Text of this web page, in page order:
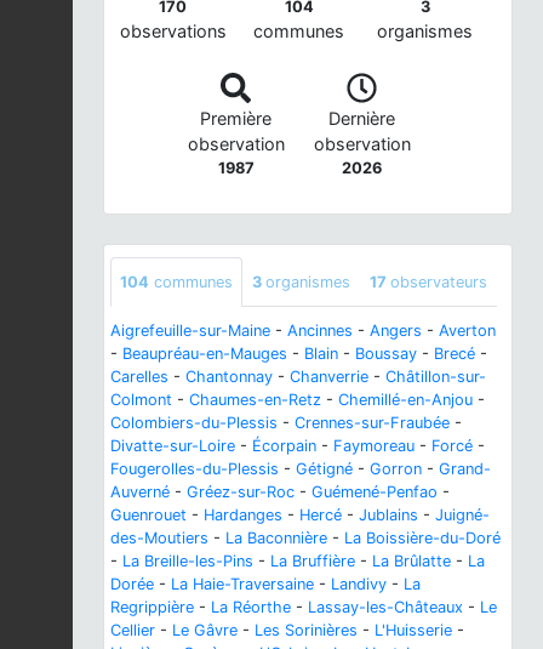
170
observations
104
communes
3
organismes
Première
observation
1987
Dernière
observation
2026
104 communes 3 organismes 17 observateurs
Aigrefeuille-sur-Maine - Ancinnes - Angers - Averton
- Beaupréau-en-Mauges - Blain - Boussay - Brecé -
Carelles - Chantonnay - Chanverrie - Châtillon-sur-
Colmont - Chaumes-en-Retz - Chemillé-en-Anjou -
Colombiers-du-Plessis - Crennes-sur-Fraubée -
Divatte-sur-Loire - Écorpain - Faymoreau - Forcé -
Fougerolles-du-Plessis - Gétigné - Gorron - Grand-
Auverné - Gréez-sur-Roc - Guémené-Penfao -
Guenrouet - Hardanges - Hercé - Jublains - Juigné-
des-Moutiers - La Baconnière - La Boissière-du-Doré
- La Breille-les-Pins - La Bruffière - La Brûlatte - La
Dorée - La Haie-Traversaine - Landivy - La
Regrippière - La Réorthe - Lassay-les-Châteaux - Le
Cellier - Le Gâvre - Les Sorinières - L'Huisserie -